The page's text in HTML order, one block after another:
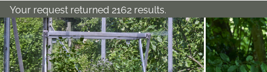
Your request returned 2162 results.